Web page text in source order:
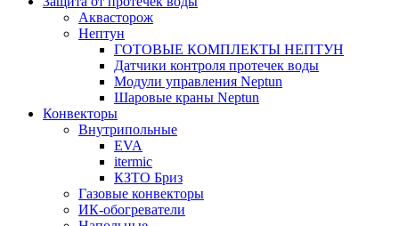
Аквасторож
Нептун
ГОТОВЫЕ КОМПЛЕКТЫ НЕПТУН
Датчики контроля протечек воды
Модули управления Neptun
Шаровые краны Neptun
Конвекторы
Внутрипольные
EVA
itermic
КЗТО Бриз
Газовые конвекторы
ИК-обогреватели